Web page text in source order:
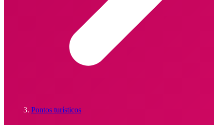
Pontos turísticos